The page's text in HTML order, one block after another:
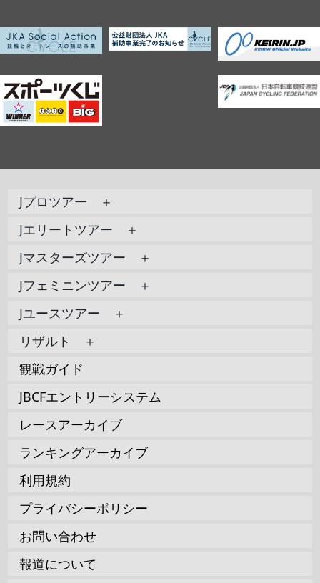
Jプロツアー ＋
Jエリートツアー ＋
Jマスターズツアー ＋
Jフェミニンツアー ＋
Jユースツアー ＋
リザルト ＋
観戦ガイド
JBCFエントリーシステム
レースアーカイブ
ランキングアーカイブ
利用規約
プライバシーポリシー
お問い合わせ
報道について